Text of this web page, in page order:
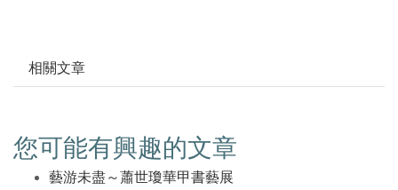
相關文章
您可能有興趣的文章
藝游未盡～蕭世瓊華甲書藝展